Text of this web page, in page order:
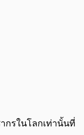
0:00 /
กรในโลกเท่านั้นที่